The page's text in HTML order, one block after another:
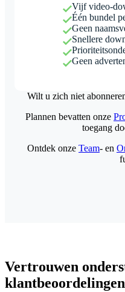
Vijf video-
Één bundel
Geen
Snellere
Geen
Wilt u zich niet
Plannen bevatten onze
toegang
Ontdek onze Team- en
Vertrouwen
klantbeoordelingen